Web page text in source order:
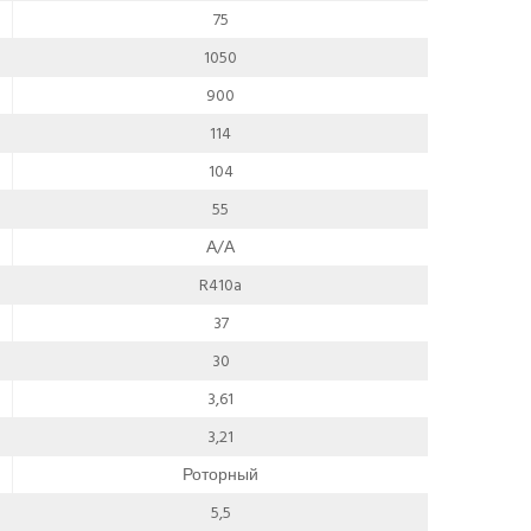
75
1050
900
114
104
55
А/А
R410a
37
30
3,61
3,21
Роторный
5,5